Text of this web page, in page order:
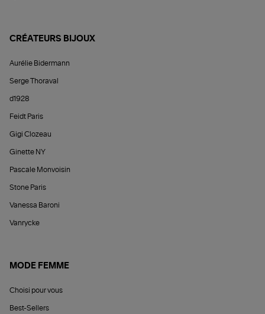
CRÉATEURS BIJOUX
Aurélie Bidermann
Serge Thoraval
d1928
Feidt Paris
Gigi Clozeau
Ginette NY
Pascale Monvoisin
Stone Paris
Vanessa Baroni
Vanrycke
MODE FEMME
Choisi pour vous
Best-Sellers